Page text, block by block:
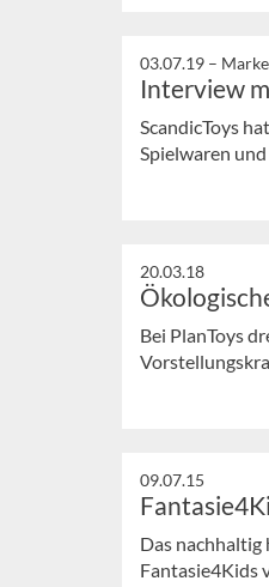
03.07.19 –
Interview
ScandicToys
Spielwaren
20.03.18
Bei PlanToys
09.07.15
Das nachhaltig
Fantasie4Kids